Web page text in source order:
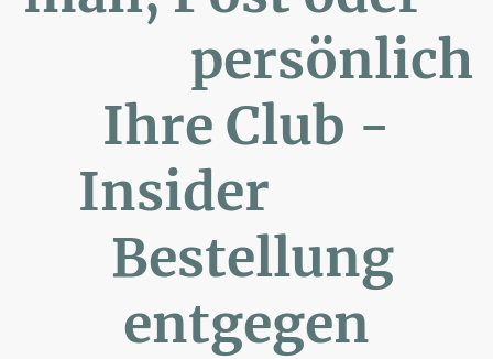
persönlich
Ihre Club -
Insider
Bestellung
entgegen